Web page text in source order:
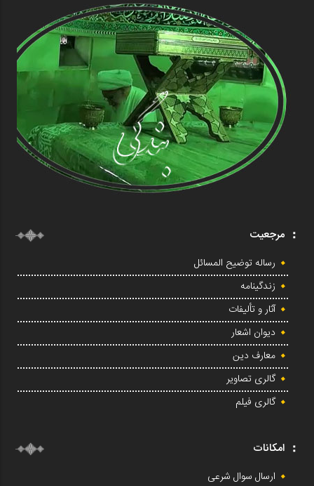
مرجعیت
رساله توضیح المسائل
زندگینامه
آثار و تألیفات
دیوان اشعار
معارف دین
گالری تصاویر
گالری فیلم
امکانات
ارسال سوال شرعی